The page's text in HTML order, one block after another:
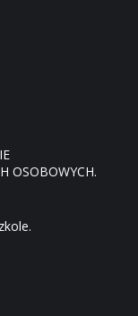
OSOBOWYCH.